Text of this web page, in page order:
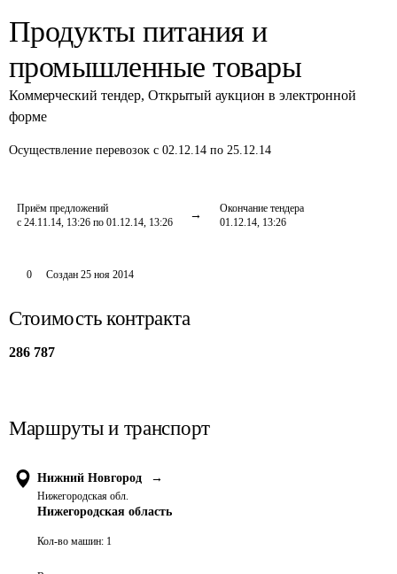
Продукты питания и
промышленные товары
Коммерческий тендер, Открытый аукцион в электронной
форме
Осуществление перевозок с 02.12.14 по 25.12.14
Приём предложений
с 24.11.14, 13:26 по 01.12.14, 13:26
Окончание тендера
01.12.14, 13:26
0 Создан 25 ноя 2014
Стоимость контракта
286 787
Маршруты и транспорт
Нижний Новгород →
Нижегородская обл.
Нижегородская область
Кол-во машин: 1